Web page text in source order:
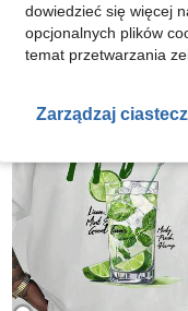
dowiedzieć się więcej
opcjonalnych plików
temat przetwarzania
Zarządzaj